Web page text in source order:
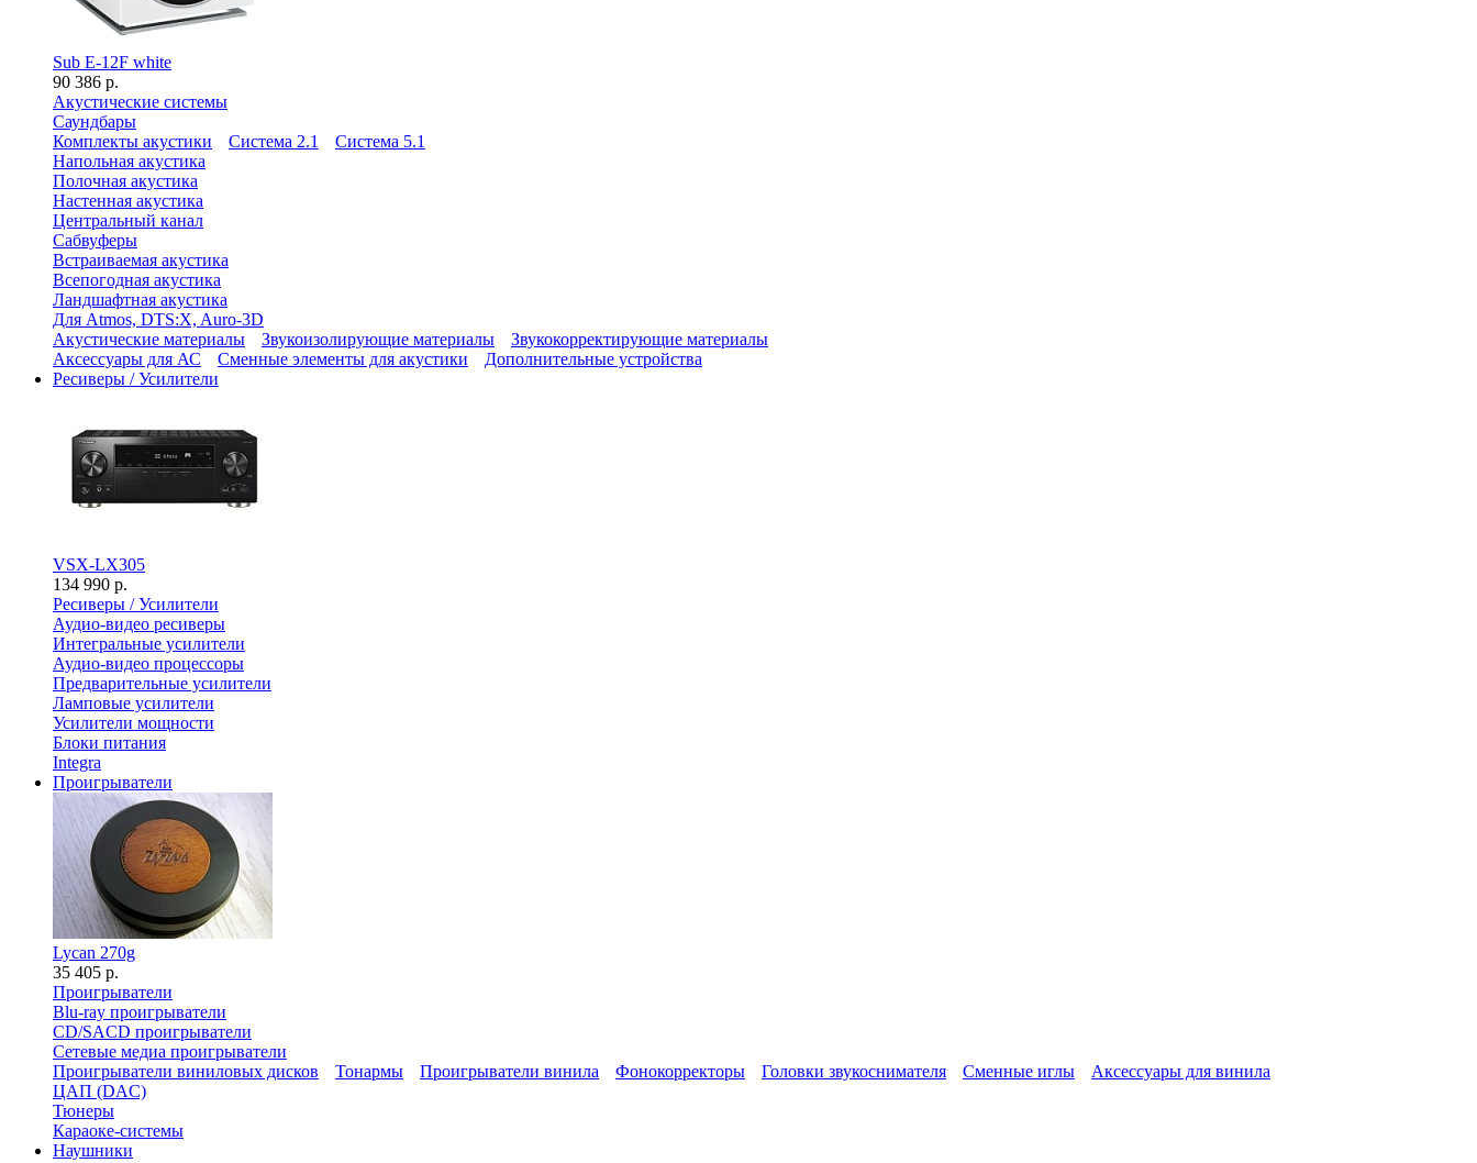
Sub E-12F white
90 386 р.
Акустические системы
Саундбары
Комплекты акустики
Система 2.1
Система 5.1
Напольная акустика
Полочная акустика
Настенная акустика
Центральный канал
Сабвуферы
Встраиваемая акустика
Всепогодная акустика
Ландшафтная акустика
Для Atmos, DTS:X, Auro-3D
Акустические материалы
Звукоизолирующие материалы
Звукокорректирующие материалы
Аксессуары для АС
Сменные элементы для акустики
Дополнительные устройства
Ресиверы / Усилители
VSX-LX305
134 990 р.
Ресиверы / Усилители
Аудио-видео ресиверы
Интегральные усилители
Аудио-видео процессоры
Предварительные усилители
Ламповые усилители
Усилители мощности
Блоки питания
Integra
Проигрыватели
Lycan 270g
35 405 р.
Проигрыватели
Blu-ray проигрыватели
CD/SACD проигрыватели
Сетевые медиа проигрыватели
Проигрыватели виниловых дисков
Тонармы Проигрыватели винила Фонокорректоры Головки звукоснимателя Сменные иглы
Аксессуары для винила
ЦАП (DAC)
Тюнеры
Караоке-системы
Наушники